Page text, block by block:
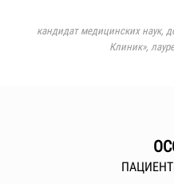
кандидат медицинских наук,
Клиник»,